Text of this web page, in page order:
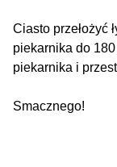
Ciasto przełożyć
piekarnika do
piekarnika i
Smacznego!